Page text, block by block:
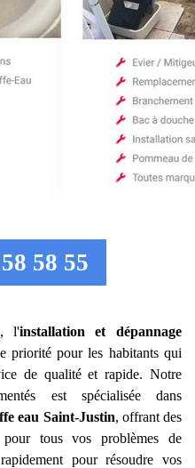
58 55
, l'installation et dépannage
priorité pour les habitants qui
de qualité et rapide. Notre
est spécialisée dans
eau Saint-Justin, offrant des
tous vos problèmes de
pour résoudre vos